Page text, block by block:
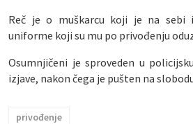
Reč je o muškarcu koji je na sebi
uniforme koji su mu po privođenju
Osumnjičeni je sproveden u
izjave, nakon čega je pušten na
privođenje